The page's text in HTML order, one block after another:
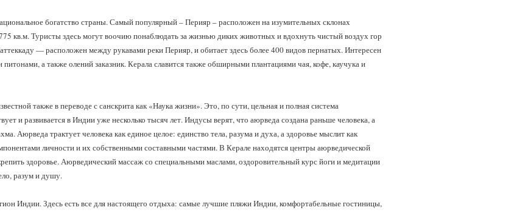
богатство страны. Самый популярный – Перияр – расположен на изумительных склонах
кв.м. Туристы здесь могут воочию понаблюдать за жизнью диких животных и вдохнуть чистый воздух гор
— расположен между рукавами реки Перияр, и обитает здесь более 400 видов пернатых. Интересен
а также олений заказник. Керала славится также обширными плантациями чая, кофе, каучука и
также в переводе с санскрита как «Наука жизни». Это, по сути, цельная и полная система
и развивается в Индии уже несколько тысяч лет. Индусы верят, что аюрведа создана раньше человека, а
Аюрведа трактует человека как единое целое: единство тела, разума и духа, а здоровье мыслит как
личности и их собственными составными частями. В Керале находятся центры аюрведической
здоровье. Аюрведический массаж со специальными маслами, оздоровительный курс йоги и медитации
разум и душу.
Индии. Здесь есть все для настоящего отдыха: самые лучшие пляжи Индии, комфортабельные гостиницы,